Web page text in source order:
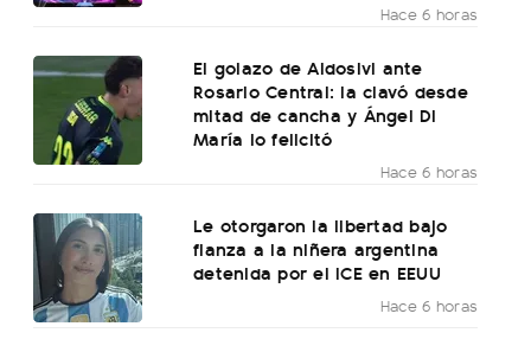
Hace 6 horas
El golazo de Aldosivi ante
Rosario Central: la clavó desde
mitad de cancha y Ángel Di
María lo felicitó
Hace 6 horas
Le otorgaron la libertad bajo
fianza a la niñera argentina
detenida por el ICE en EEUU
Hace 6 horas